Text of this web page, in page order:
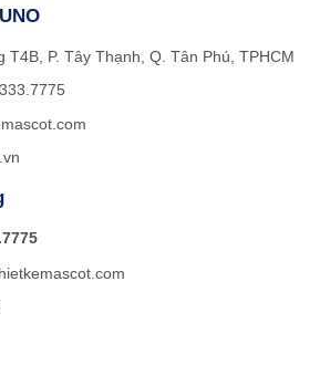
T4B, P. Tây Thạnh, Q. Tân Phú, TPHCM